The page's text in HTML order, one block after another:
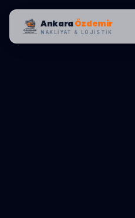
AnkaraÖzdemir
NAKLIYAT & LOJISTIK